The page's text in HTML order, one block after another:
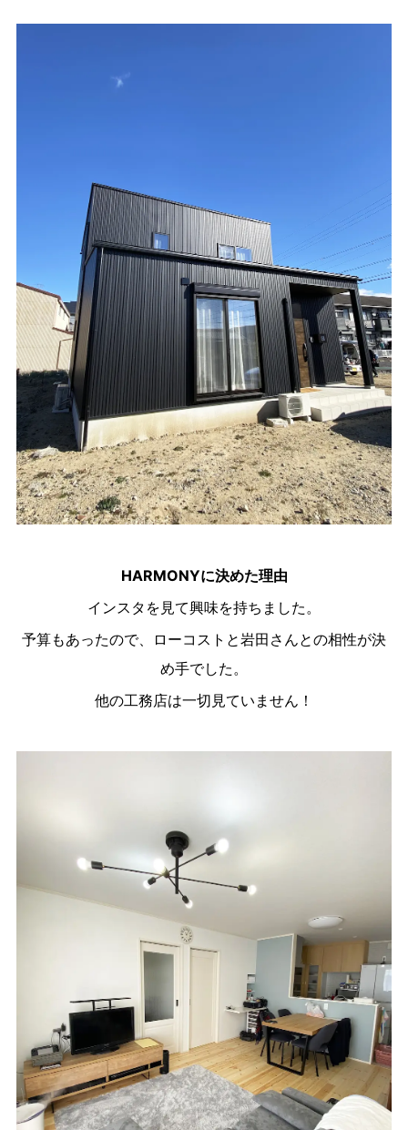
HARMONYに決めた理由
インスタを見て興味を持ちました。
予算もあったので、ローコストと岩田さんとの相性が決
め手でした。
他の工務店は一切見ていません！